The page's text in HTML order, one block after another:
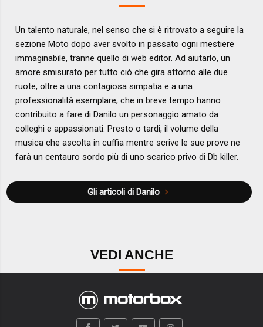
Un talento naturale, nel senso che si è ritrovato a seguire la
sezione Moto dopo aver svolto in passato ogni mestiere
immaginabile, tranne quello di web editor. Ad aiutarlo, un
amore smisurato per tutto ciò che gira attorno alle due
ruote, oltre a una contagiosa simpatia e a una
professionalità esemplare, che in breve tempo hanno
contribuito a fare di Danilo un personaggio amato da
colleghi e appassionati. Presto o tardi, il volume della
musica che ascolta in cuffia mentre scrive le sue prove ne
farà un centauro sordo più di uno scarico privo di Db killer.
Gli articoli di Danilo
VEDI ANCHE